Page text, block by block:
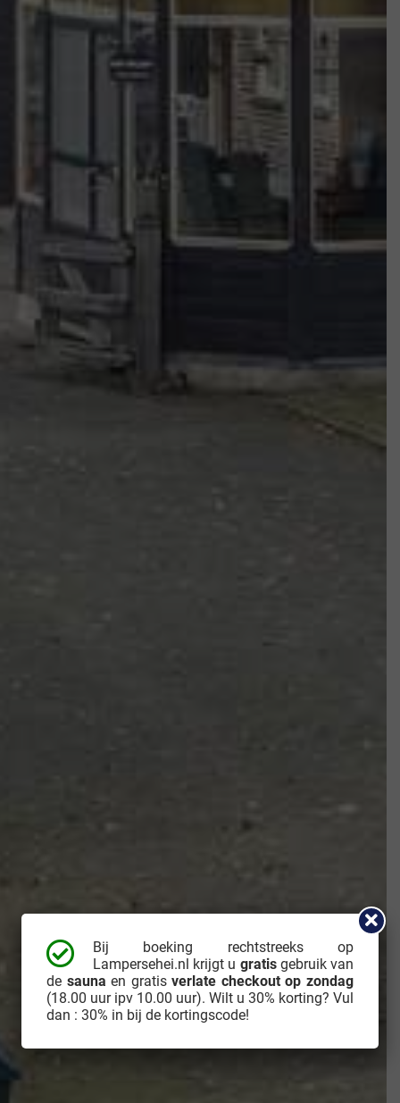
Bij boeking rechtstreeks op
Lampersehei.nl krijgt u gratisgebruik van
de sauna en gratisverlate checkout op zondag
(18.00 uur ipv 10.00 uur). Wilt u 30% korting? Vul
dan : 30% in bij de kortingscode!